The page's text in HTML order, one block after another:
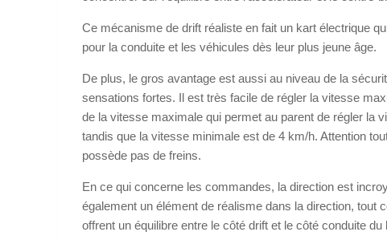
Ce mécanisme de drift réaliste en fait un kart électrique
pour la conduite et les véhicules dès leur plus jeune âge.
De plus, le gros avantage est aussi au niveau de la
sensations fortes. Il est très facile de régler la vitesse
de la vitesse maximale qui permet au parent de régler la
tandis que la vitesse minimale est de 4 km/h. Attention
possède pas de freins.
En ce qui concerne les commandes, la direction est
également un élément de réalisme dans la direction, tout
offrent un équilibre entre le côté drift et le côté conduite du